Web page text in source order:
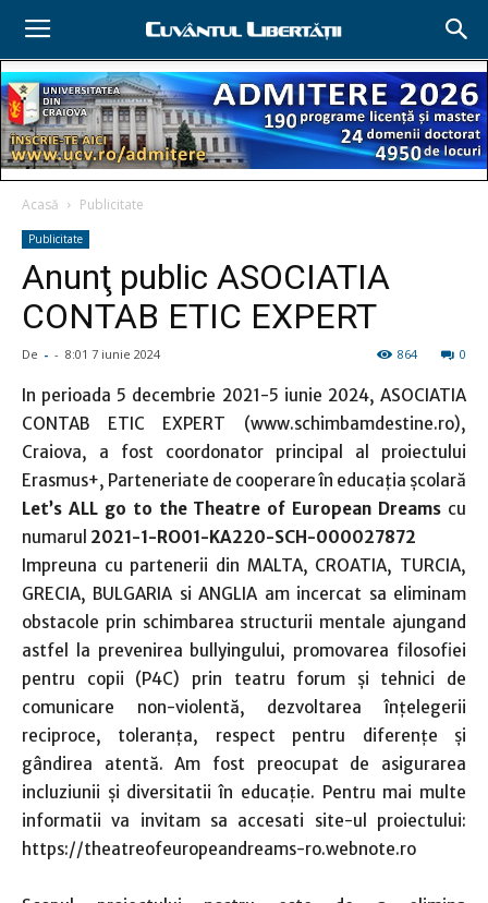
Acasă Publicitate
Publicitate
Anunţ public ASOCIATIA
CONTAB ETIC EXPERT
De - - 8:01 7 iunie 2024 0
864
In perioada 5 decembrie 2021-5 iunie 2024, ASOCIATIA
CONTAB ETIC EXPERT (www.schimbamdestine.ro),
Craiova, a fost coordonator principal al proiectului
Erasmus+, Parteneriate de cooperare în educaţia şcolară
Let’s ALL go to the Theatre of European Dreams cu
numarul 2021-1-RO01-KA220-SCH-000027872
Impreuna cu partenerii din MALTA, CROATIA, TURCIA,
GRECIA, BULGARIA si ANGLIA am incercat sa eliminam
obstacole prin schimbarea structurii mentale ajungand
astfel la prevenirea bullyingului, promovarea filosofiei
pentru copii (P4C) prin teatru forum şi tehnici de
comunicare non-violentă, dezvoltarea înţelegerii
reciproce, toleranţa, respect pentru diferenţe şi
gândirea atentă. Am fost preocupat de asigurarea
incluziunii şi diversitatii în educaţie. Pentru mai multe
informatii va invitam sa accesati site-ul proiectului:
https://theatreofeuropeandreams-ro.webnote.ro